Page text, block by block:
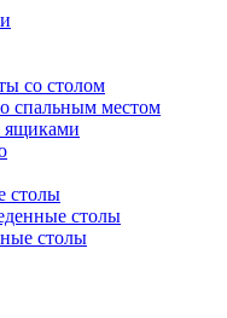
со столом
спальным местом
ящиками
столы
столы
столы